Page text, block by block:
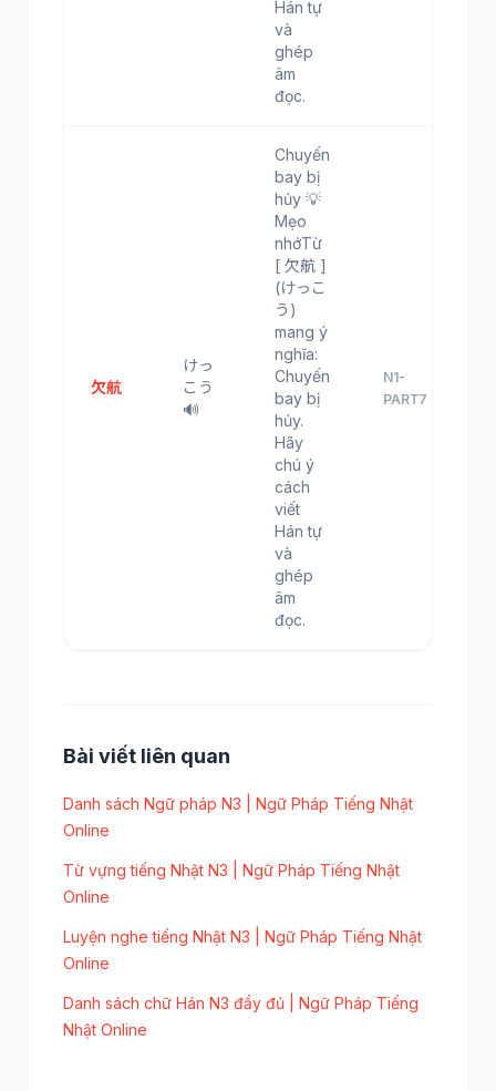
Hán tự
và
ghép
âm
đọc.
欠航
けっ
こう
🔊
Chuyến
bay bị
hủy 💡
Mẹo
nhớTừ
[ 欠航 ]
(けっこ
う)
mang ý
nghĩa:
Chuyến
bay bị
hủy.
Hãy
chú ý
cách
viết
Hán tự
và
ghép
âm
đọc.
N1-
PART7
Bài viết liên quan
Danh sách Ngữ pháp N3 | Ngữ Pháp Tiếng Nhật
Online
Từ vựng tiếng Nhật N3 | Ngữ Pháp Tiếng Nhật
Online
Luyện nghe tiếng Nhật N3 | Ngữ Pháp Tiếng Nhật
Online
Danh sách chữ Hán N3 đầy đủ | Ngữ Pháp Tiếng
Nhật Online